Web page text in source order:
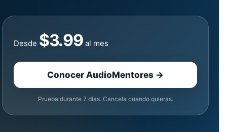
Desde $3.99al mes
Conocer AudioMentores →
Prueba durante 7 días. Cancela cuando quieras.